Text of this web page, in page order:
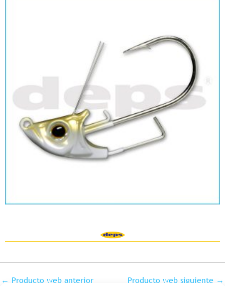
← Producto web anterior Producto web siguiente →